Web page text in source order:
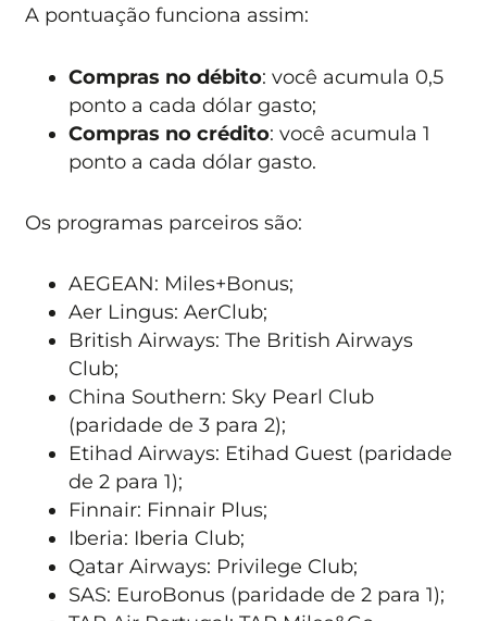
A pontuação funciona assim:
Compras no débito: você acumula 0,5
ponto a cada dólar gasto;
Compras no crédito: você acumula 1
ponto a cada dólar gasto.
Os programas parceiros são:
AEGEAN: Miles+Bonus;
Aer Lingus: AerClub;
British Airways: The British Airways
Club;
China Southern: Sky Pearl Club
(paridade de 3 para 2);
Etihad Airways: Etihad Guest (paridade
de 2 para 1);
Finnair: Finnair Plus;
Iberia: Iberia Club;
Qatar Airways: Privilege Club;
SAS: EuroBonus (paridade de 2 para 1);